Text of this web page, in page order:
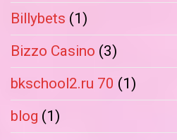
Billybets (1)
Bizzo Casino (3)
bkschool2.ru 70 (1)
blog (1)